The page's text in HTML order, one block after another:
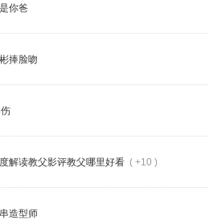
你爸
捧脸吻
解读教父影评教父哪里好看 ( +10 )
造型师